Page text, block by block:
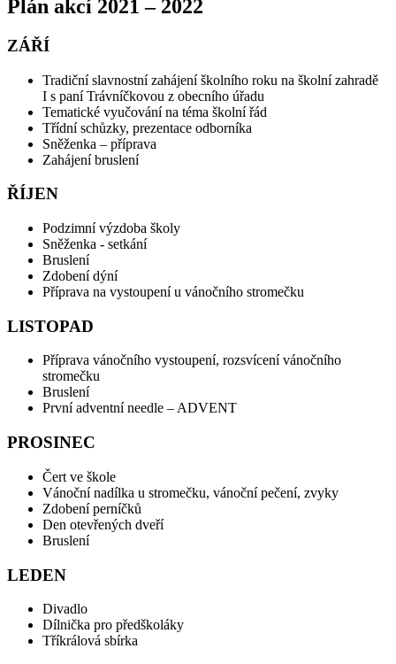
Plán akcí 2021 – 2022
ZÁŘÍ
Tradiční slavnostní zahájení školního roku na školní zahradě
I s paní Trávníčkovou z obecního úřadu
Tematické vyučování na téma školní řád
Třídní schůzky, prezentace odborníka
Sněženka – příprava
Zahájení bruslení
ŘÍJEN
Podzimní výzdoba školy
Sněženka - setkání
Bruslení
Zdobení dýní
Příprava na vystoupení u vánočního stromečku
LISTOPAD
Příprava vánočního vystoupení, rozsvícení vánočního
stromečku
Bruslení
První adventní needle – ADVENT
PROSINEC
Čert ve škole
Vánoční nadílka u stromečku, vánoční pečení, zvyky
Zdobení perníčků
Den otevřených dveří
Bruslení
LEDEN
Divadlo
Dílnička pro předškoláky
Tříkrálová sbírka